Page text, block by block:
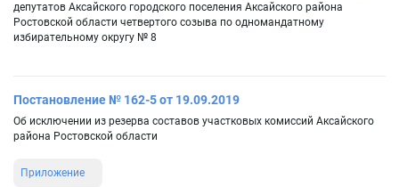
депутатов Аксайского городского поселения Аксайского района
Ростовской области четвертого созыва по одномандатному
избирательному округу № 8
Постановление № 162-5 от 19.09.2019
Об исключении из резерва составов участковых комиссий Аксайского
района Ростовской области
Приложение